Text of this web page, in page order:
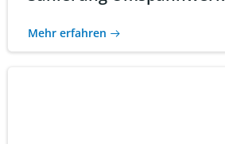
Mehr erfahren